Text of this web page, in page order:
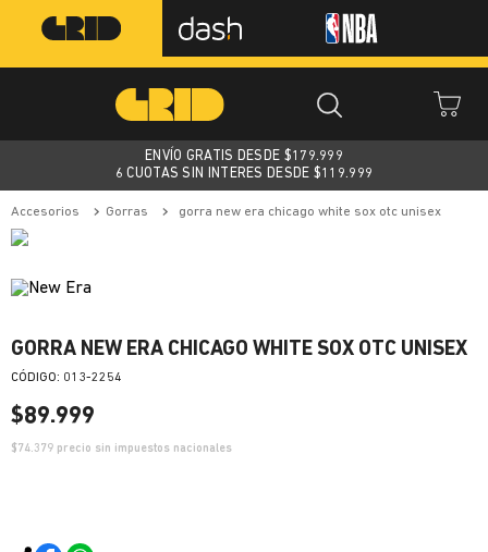
ENVÍO GRATIS DESDE $179.999
6 CUOTAS SIN INTERES DESDE $119.999
accesorios gorras gorra new era chicago white sox otc unisex
GORRA NEW ERA CHICAGO WHITE SOX OTC UNISEX
: 013-2254
$89.999
$74.379 precio sin impuestos nacionales